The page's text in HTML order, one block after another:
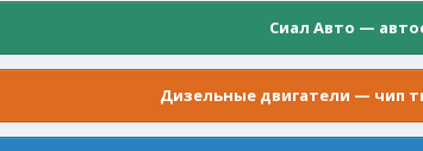
Сиал Авто —
Дизельные двигатели — чип